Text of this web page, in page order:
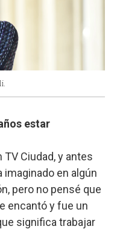
estar
Ciudad, y antes
imaginado en algún
pero no pensé que
encantó y fue un
significa trabajar